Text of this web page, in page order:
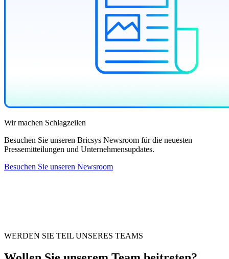
Wir machen Schlagzeilen
Besuchen Sie unseren Bricsys Newsroom für die neuesten
Pressemitteilungen und Unternehmensupdates.
Besuchen Sie unseren Newsroom
WERDEN SIE TEIL UNSERES TEAMS